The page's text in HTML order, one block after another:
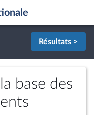
Résultats >
base des